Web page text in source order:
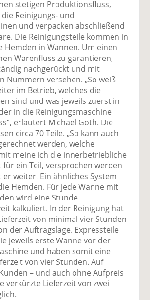
stetigen Produktionsfluss,
Reinigungs- und
und verpacken abschließend
Die Reinigungsteile kommen in
Hemden in Wannen. Um einen
Warenfluss zu garantieren,
nachgerückt und mit
Nummern versehen. „So weiß
im Betrieb, welches die
sind und was jeweils zuerst in
in die Reinigungsmaschine
erläutert Michael Goth. Die
circa 70 Teile. „So kann auch
werden, welche
meine ich die innerbetriebliche
für ein Teil, versprochen werden
er weiter. Ein ähnliches System
Hemden. Für jede Wanne mit
wird eine Stunde
kalkuliert. In der Reinigung hat
von minimal vier Stunden
der Auftragslage. Expressteile
jeweils erste Wanne vor der
und haben somit eine
von vier Stunden. Auf
– und auch ohne Aufpreis
verkürzte Lieferzeit von zwei